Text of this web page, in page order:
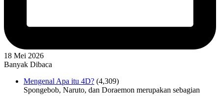
18 Mei 2026
Banyak Dibaca
Mengenal Apa itu 4D? (4,309)
Spongebob, Naruto, dan Doraemon merupakan sebagian